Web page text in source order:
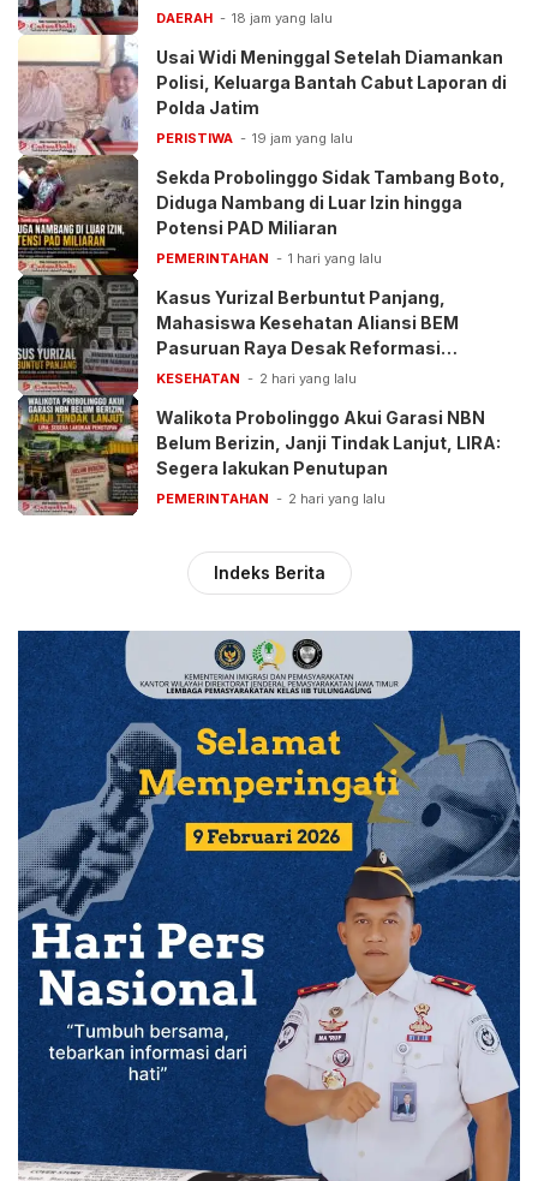
Anak
DAERAH 18 jam yang lalu
Usai Widi Meninggal Setelah Diamankan
Polisi, Keluarga Bantah Cabut Laporan di
Polda Jatim
PERISTIWA 19 jam yang lalu
Sekda Probolinggo Sidak Tambang Boto,
Diduga Nambang di Luar Izin hingga
Potensi PAD Miliaran
PEMERINTAHAN 1 hari yang lalu
Kasus Yurizal Berbuntut Panjang,
Mahasiswa Kesehatan Aliansi BEM
Pasuruan Raya Desak Reformasi
Pelayanan BPJS
KESEHATAN 2 hari yang lalu
Walikota Probolinggo Akui Garasi NBN
Belum Berizin, Janji Tindak Lanjut, LIRA:
Segera lakukan Penutupan
PEMERINTAHAN 2 hari yang lalu
Indeks Berita